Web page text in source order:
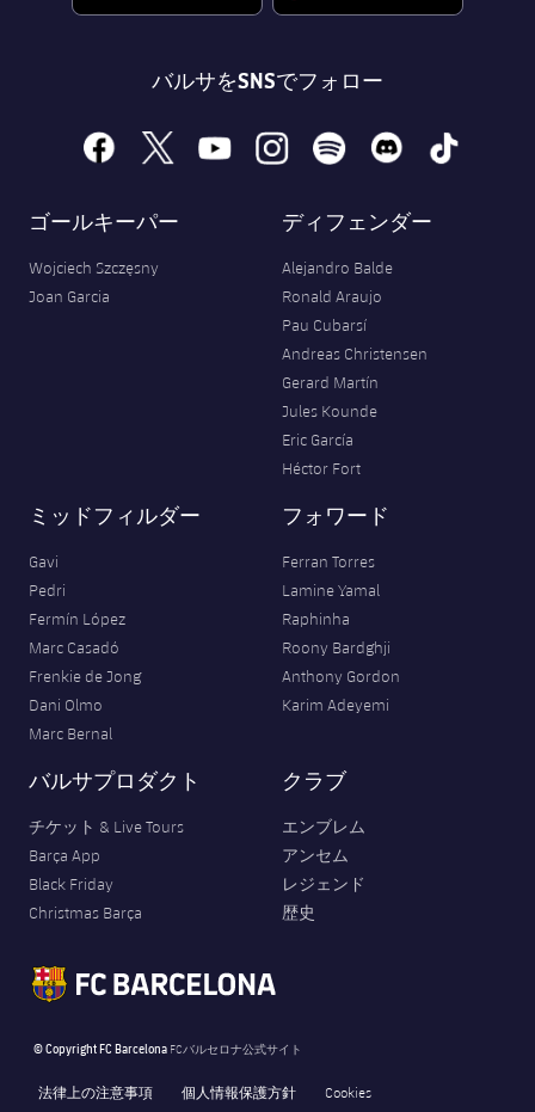
バルサをSNSでフォロー
facebook
x youtubeinstagramspotify discord tiktok
ゴールキーパー
Wojciech Szczęsny
Joan Garcia
ディフェンダー
Alejandro Balde
Ronald Araujo
Pau Cubarsí
Andreas Christensen
Gerard Martín
Jules Kounde
Eric García
Héctor Fort
ミッドフィルダー
Gavi
Pedri
Fermín López
Marc Casadó
Frenkie de Jong
Dani Olmo
Marc Bernal
フォワード
Ferran Torres
Lamine Yamal
Raphinha
Roony Bardghji
Anthony Gordon
Karim Adeyemi
バルサプロダクト
チケット & Live Tours
Barça App
Black Friday
Christmas Barça
クラブ
エンブレム
アンセム
レジェンド
歴史
© Copyright FC Barcelona FCバルセロナ公式サイト
法律上の注意事項 個人情報保護方針 Cookies